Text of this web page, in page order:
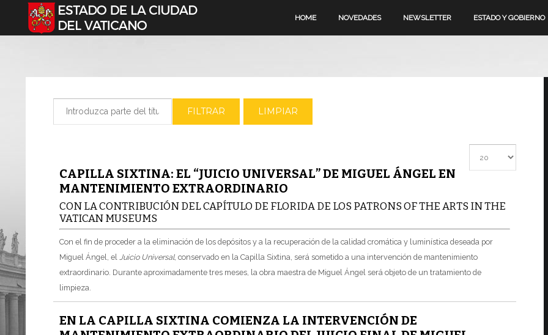
Seleccione su idioma HOME NOVEDADES NEWSLETTER ESTADO Y GOBIERNO
FILTRAR LIMPIAR
CAPILLA SIXTINA: EL “JUICIO UNIVERSAL” DE MIGUEL ÁNGEL EN
MANTENIMIENTO EXTRAORDINARIO
CON LA CONTRIBUCIÓN DEL CAPÍTULO DE FLORIDA DE LOS PATRONS OF THE ARTS IN THE
VATICAN MUSEUMS
Con el fin de proceder a la eliminación de los depósitos y a la recuperación de la calidad cromática y luminística deseada por
Miguel Ángel, el Juicio Universal, conservado en la Capilla Sixtina, será sometido a una intervención de mantenimiento
extraordinario. Durante aproximadamente tres meses, la obra maestra de Miguel Ángel será objeto de un tratamiento de
limpieza.
EN LA CAPILLA SIXTINA COMIENZA LA INTERVENCIÓN DE